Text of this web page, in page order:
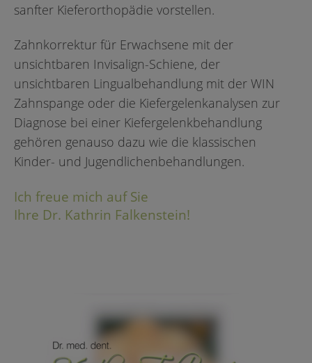
sanfter Kieferorthopädie vorstellen.
Zahnkorrektur für Erwachsene mit der
unsichtbaren Invisalign-Schiene, der
unsichtbaren Lingualbehandlung mit der WIN
Zahnspange oder die Kiefergelenkanalysen zur
Diagnose bei einer Kiefergelenkbehandlung
gehören genauso dazu wie die klassischen
Kinder- und Jugendlichenbehandlungen.
Ich freue mich auf Sie
Ihre Dr. Kathrin Falkenstein!